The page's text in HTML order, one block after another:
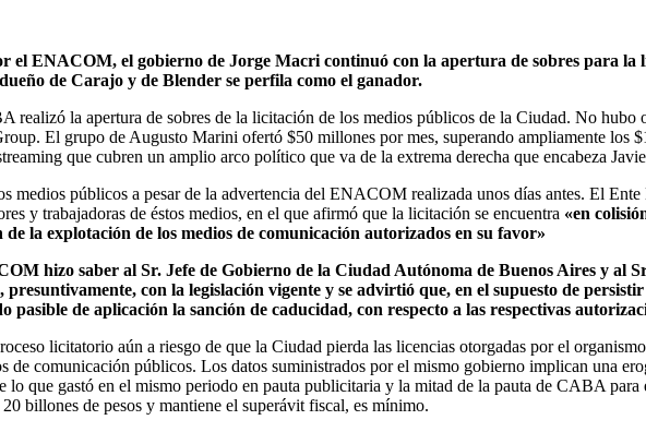
el ENACOM, el gobierno de Jorge Macri continuó con la apertura de sobres para la
de Carajo y de Blender se perfila como el ganador.
realizó la apertura de sobres de la licitación de los medios públicos de la Ciudad. No
El grupo de Augusto Marini ofertó $50 millones por mes, superando ampliamente los
que cubren un amplio arco político que va de la extrema derecha que encabeza
medios públicos a pesar de la advertencia del ENACOM realizada unos días antes. El
y trabajadoras de éstos medios, en el que afirmó que la licitación se encuentra «en
la explotación de los medios de comunicación autorizados en su favor»
hizo saber al Sr. Jefe de Gobierno de la Ciudad Autónoma de Buenos Aires y al
con la legislación vigente y se advirtió que, en el supuesto de
pasible de aplicación la sanción de caducidad, con respecto a las respectivas
licitatorio aún a riesgo de que la Ciudad pierda las licencias otorgadas por el
de comunicación públicos. Los datos suministrados por el mismo gobierno implican una
lo que gastó en el mismo periodo en pauta publicitaria y la mitad de la pauta de CABA
billones de pesos y mantiene el superávit fiscal, es mínimo.